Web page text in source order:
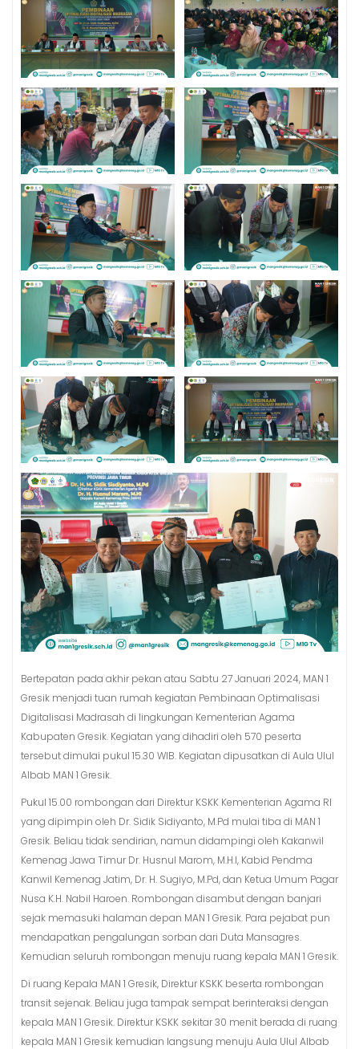
Bertepatan pada akhir pekan atau Sabtu 27 Januari 2024, MAN 1
Gresik menjadi tuan rumah kegiatan Pembinaan Optimalisasi
Digitalisasi Madrasah di lingkungan Kementerian Agama
Kabupaten Gresik. Kegiatan yang dihadiri oleh 570 peserta
tersebut dimulai pukul 15.30 WIB. Kegiatan dipusatkan di Aula Ulul
Albab MAN 1 Gresik.
Pukul 15.00 rombongan dari Direktur KSKK Kementerian Agama RI
yang dipimpin oleh Dr. Sidik Sidiyanto, M.Pd mulai tiba di MAN 1
Gresik. Beliau tidak sendirian, namun didampingi oleh Kakanwil
Kemenag Jawa Timur Dr. Husnul Marom, M.H.I, Kabid Pendma
Kanwil Kemenag Jatim, Dr. H. Sugiyo, M.Pd, dan Ketua Umum Pagar
Nusa K.H. Nabil Haroen. Rombongan disambut dengan banjari
sejak memasuki halaman depan MAN 1 Gresik. Para pejabat pun
mendapatkan pengalungan sorban dari Duta Mansagres.
Kemudian seluruh rombongan menuju ruang kepala MAN 1 Gresik.
Di ruang Kepala MAN 1 Gresik, Direktur KSKK beserta rombongan
transit sejenak. Beliau juga tampak sempat berinteraksi dengan
kepala MAN 1 Gresik. Direktur KSKK sekitar 30 menit berada di ruang
kepala MAN 1 Gresik kemudian langsung menuju Aula Ulul Albab